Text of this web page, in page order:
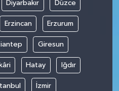
Diyarbakır Düzce
Erzincan Erzurum
Giresun
Hatay Iğdır
İzmir